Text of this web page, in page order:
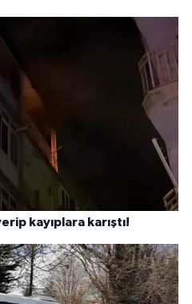
kayıplara karıştı!